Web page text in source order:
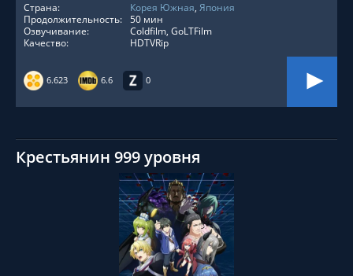
6.623 6.6 0
Страна:
Корея Южная, Япония
Продолжительность: 50 мин
Озвучивание:
Coldfilm, GoLTFilm
Качество:
HDTVRip
Крестьянин 999 уровня